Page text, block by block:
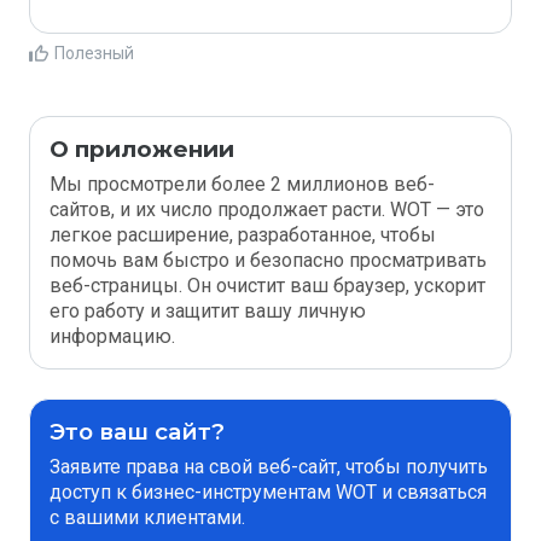
Полезный
О приложении
Мы просмотрели более 2 миллионов веб-
сайтов, и их число продолжает расти. WOT — это
легкое расширение, разработанное, чтобы
помочь вам быстро и безопасно просматривать
веб-страницы. Он очистит ваш браузер, ускорит
его работу и защитит вашу личную
информацию.
Это ваш сайт?
Заявите права на свой веб-сайт, чтобы получить
доступ к бизнес-инструментам WOT и связаться
с вашими клиентами.